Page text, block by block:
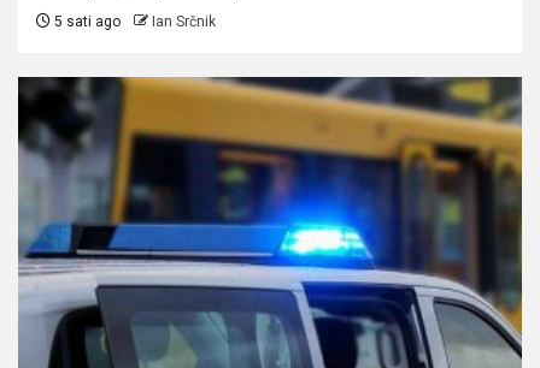
5 sati ago Ian Srčnik